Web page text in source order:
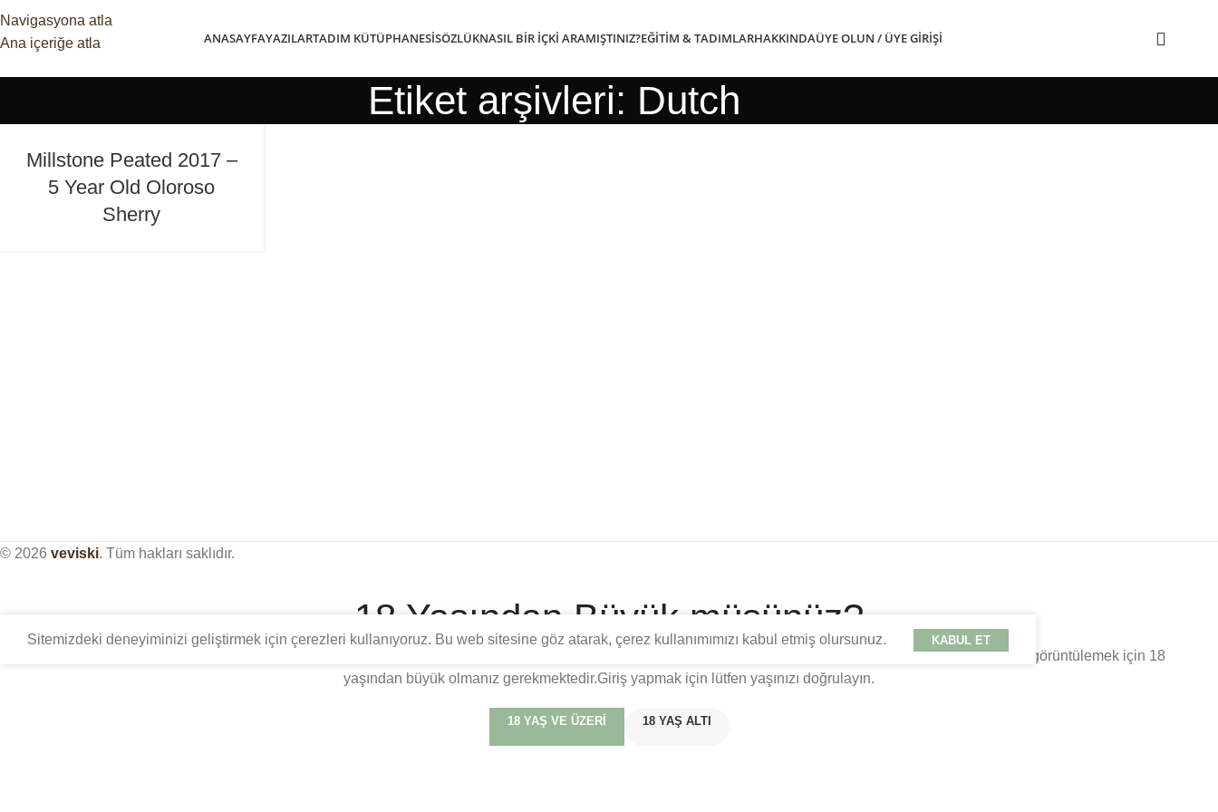
Navigasyona atla
Ana içeriğe atla
ANASAYFAYAZILARTADIM KÜTÜPHANESISÖZLÜKNASIL BIR İÇKI ARAMIŞTINIZ?EĞITIM & TADIMLARHAKKINDAÜYE OLUN / ÜYE GIRIŞI
Etiket arşivleri: Dutch
Millstone Peated 2017 –
5 Year Old Oloroso
Sherry
© 2026 veviski. Tüm hakları saklıdır.
Sitemizdeki deneyiminizi geliştirmek için çerezleri kullanıyoruz. Bu web sitesine göz atarak, çerez kullanımımızı kabul etmiş olursunuz. KABUL ET
18 Yaşından Büyük müsünüz?
Bu site, distile içki kültürü üzerine sadece yetişkinlere yönelik eğitim, tarih ve tadım bilgilerini içermektedir. Türkiye Cumhuriyeti kanunları gereği içerikleri görüntülemek için 18
yaşından büyük olmanız gerekmektedir.Giriş yapmak için lütfen yaşınızı doğrulayın.
18 YAŞ VE ÜZERI 18 YAŞ ALTI